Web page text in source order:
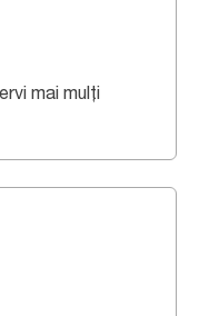
mai mulți